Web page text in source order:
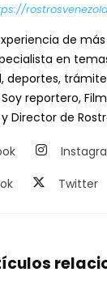
de
en
deportes,
reportero,
Director de
Twitter